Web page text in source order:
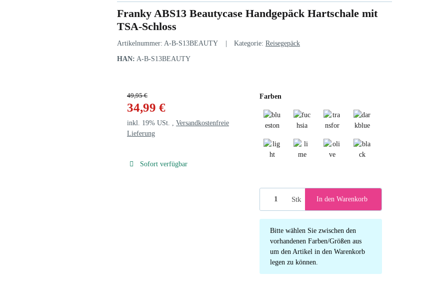
Franky ABS13 Beautycase Handgepäck Hartschale mit
TSA-Schloss
Artikelnummer: A-B-S13BEAUTY Kategorie: Reisegepäck
HAN: A-B-S13BEAUTY
49,95 €
34,99 €
inkl. 19% USt. , Versandkostenfreie
Lieferung
Sofort verfügbar
Farben
Stk In den Warenkorb
x
Bitte wählen Sie zwischen den
vorhandenen Farben/Größen aus
um den Artikel in den Warenkorb
legen zu können.